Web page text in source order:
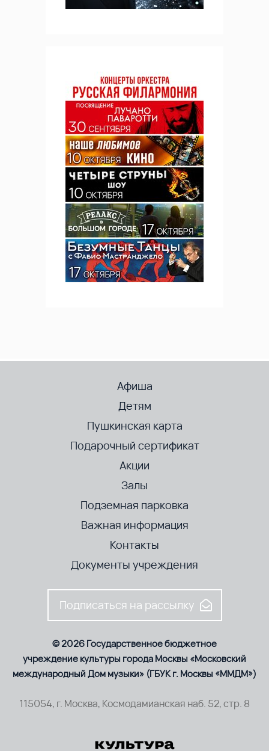
Афиша
Детям
Пушкинская карта
Подарочный сертификат
Акции
Залы
Подземная парковка
Важная информация
Контакты
Документы учреждения
Подписаться на рассылку
© 2026 Государственное бюджетное
учреждение культуры города Москвы «Московский
международный Дом музыки» (ГБУК г. Москвы «ММДМ»)
115054, г. Москва, Космодамианская наб. 52, стр. 8